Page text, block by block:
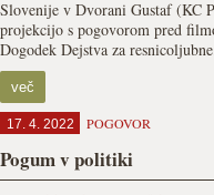
Slovenije v Dvorani Gustaf (KC
projekcijo s pogovorom pred
Dogodek Dejstva za
več
17. 4. 2022 POGOVOR
Pogum v politiki